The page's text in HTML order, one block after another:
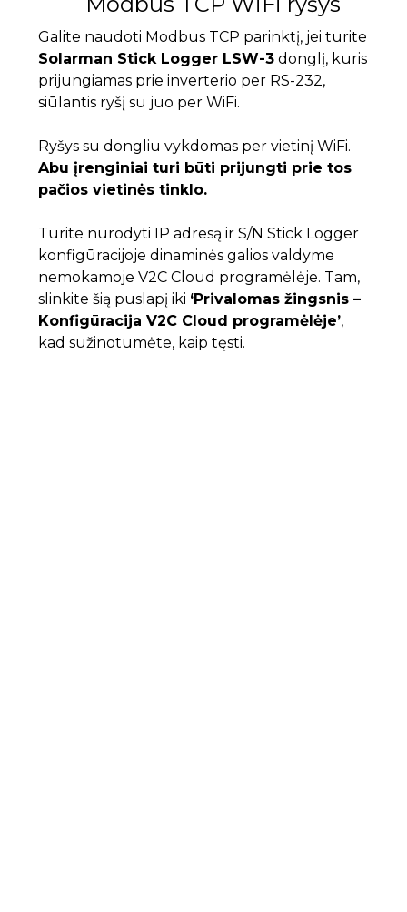
Galite naudoti Modbus TCP parinktį, jei turite
Solarman Stick Logger LSW-3 donglį, kuris
prijungiamas prie inverterio per RS-232,
siūlantis ryšį su juo per WiFi.
Ryšys su dongliu vykdomas per vietinį WiFi.
Abu įrenginiai turi būti prijungti prie tos
pačios vietinės tinklo.
Turite nurodyti IP adresą ir S/N Stick Logger
konfigūracijoje dinaminės galios valdyme
nemokamoje V2C Cloud programėlėje. Tam,
slinkite šią puslapį iki ‘Privalomas žingsnis –
Konfigūracija V2C Cloud programėlėje’,
kad sužinotumėte, kaip tęsti.